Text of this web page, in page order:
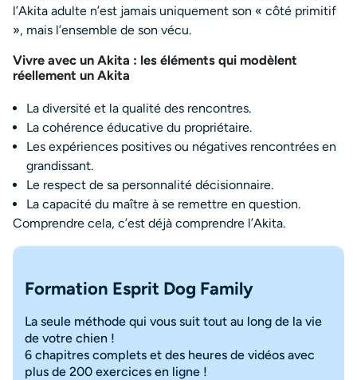
l’Akita adulte n’est jamais uniquement son « côté primitif
», mais l’ensemble de son vécu.
Vivre avec un Akita : les éléments qui modèlent
réellement un Akita
La diversité et la qualité des rencontres.
La cohérence éducative du propriétaire.
Les expériences positives ou négatives rencontrées en
grandissant.
Le respect de sa personnalité décisionnaire.
La capacité du maître à se remettre en question.
Comprendre cela, c’est déjà comprendre l’Akita.
Formation Esprit Dog Family
La seule méthode qui vous suit tout au long de la vie
de votre chien !
6 chapitres complets et des heures de vidéos avec
plus de 200 exercices en ligne !